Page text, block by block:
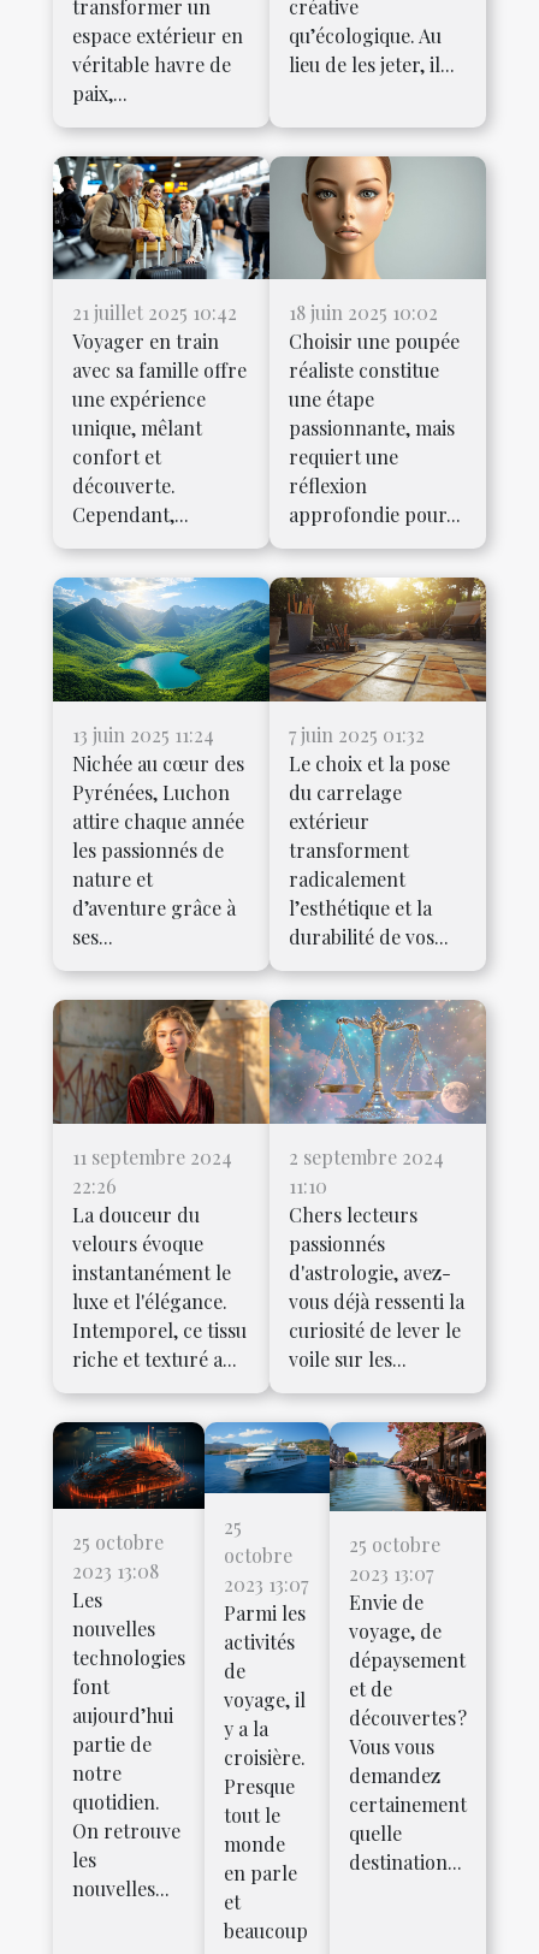
transformer un
espace extérieur en
véritable havre de
paix,...
créative
qu’écologique. Au
lieu de les jeter, il...
21 juillet 2025 10:42
Voyager en train
avec sa famille offre
une expérience
unique, mêlant
confort et
découverte.
Cependant,...
18 juin 2025 10:02
Choisir une poupée
réaliste constitue
une étape
passionnante, mais
requiert une
réflexion
approfondie pour...
13 juin 2025 11:24
Nichée au cœur des
Pyrénées, Luchon
attire chaque année
les passionnés de
nature et
d’aventure grâce à
ses...
7 juin 2025 01:32
Le choix et la pose
du carrelage
extérieur
transforment
radicalement
l’esthétique et la
durabilité de vos...
11 septembre 2024
22:26
La douceur du
velours évoque
instantanément le
luxe et l'élégance.
Intemporel, ce tissu
riche et texturé a...
2 septembre 2024
11:10
Chers lecteurs
passionnés
d'astrologie, avez-
vous déjà ressenti la
curiosité de lever le
voile sur les...
25 octobre
2023 13:08
Les
nouvelles
technologies
font
aujourd’hui
partie de
notre
quotidien.
On retrouve
les
nouvelles...
25
octobre
2023 13:07
Parmi les
activités
de
voyage, il
y a la
croisière.
Presque
tout le
monde
en parle
et
beaucoup
25 octobre
2023 13:07
Envie de
voyage, de
dépaysement
et de
découvertes ?
Vous vous
demandez
certainement
quelle
destination...